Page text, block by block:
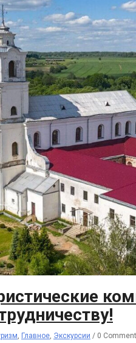
, Главное, Экскурсии / 0